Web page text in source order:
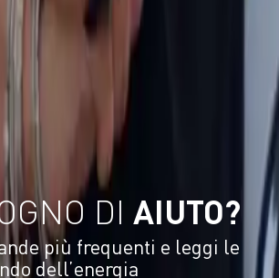
DI AIUTO?
più frequenti e leggi le
dell’energia